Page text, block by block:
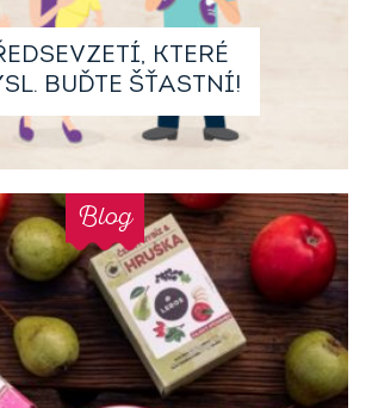
KTERÉ
BUĎTE ŠŤASTNÍ!
Blog